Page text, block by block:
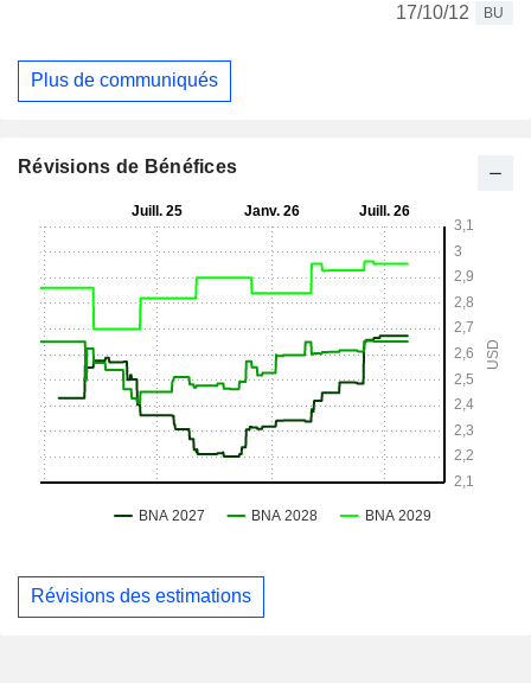
17/10/12
BU
Plus de communiqués
Révisions de Bénéfices
Révisions des estimations